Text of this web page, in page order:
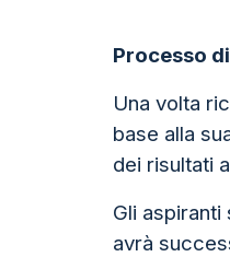
Processo
Una volta
base alla
dei risultati
Gli
avrà